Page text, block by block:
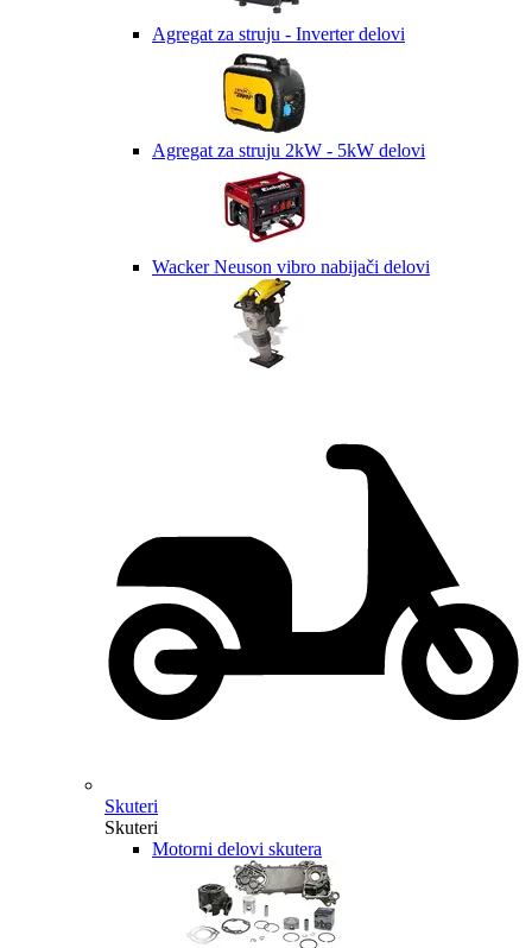
Agregat za struju - Inverter delovi
Agregat za struju 2kW - 5kW delovi
Wacker Neuson vibro nabijači delovi
Skuteri
Skuteri
Motorni delovi skutera